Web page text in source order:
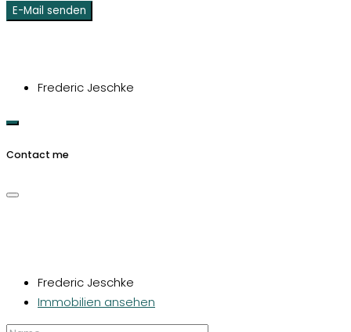
E-Mail senden
Frederic Jeschke
Contact me
Frederic Jeschke
Immobilien ansehen